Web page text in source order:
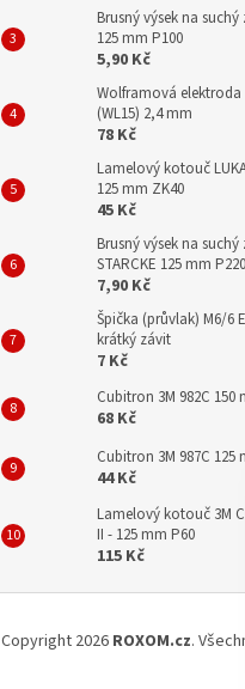
Brusný výsek na suchý
125 mm P100
5,90 Kč
Wolframová elektroda
(WL15) 2,4 mm
78 Kč
Lamelový kotouč
125 mm ZK40
45 Kč
Brusný výsek na suchý
STARCKE 125 mm P220
7,90 Kč
Špička (průvlak) M6/6
krátký závit
7 Kč
Cubitron 3M 982C 150
68 Kč
Cubitron 3M 987C 125
44 Kč
Lamelový kotouč 3M
II - 125 mm P60
115 Kč
Copyright 2026 ROXOM.cz.